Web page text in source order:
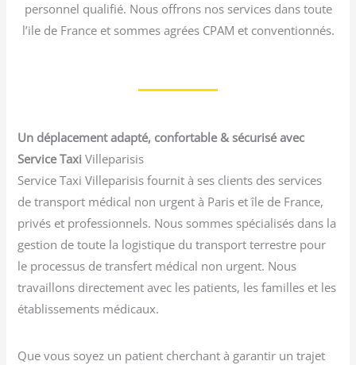
personnel qualifié. Nous offrons nos services dans toute
l’ile de France et sommes agrées CPAM et conventionnés.
Un déplacement adapté, confortable & sécurisé avec
Service Taxi Villeparisis
Service Taxi Villeparisis fournit à ses clients des services
de transport médical non urgent à Paris et île de France,
privés et professionnels. Nous sommes spécialisés dans la
gestion de toute la logistique du transport terrestre pour
le processus de transfert médical non urgent. Nous
travaillons directement avec les patients, les familles et les
établissements médicaux.
Que vous soyez un patient cherchant à garantir un trajet